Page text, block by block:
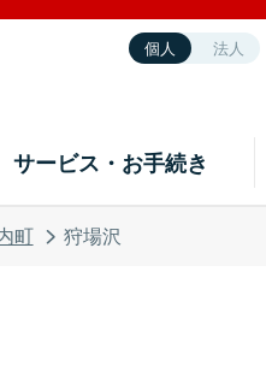
個人 法人
サービス・お手続き
町 狩場沢